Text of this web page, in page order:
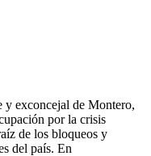
y exconcejal de Montero,
por la crisis
de los bloqueos y
del país. En